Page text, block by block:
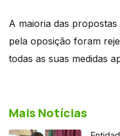
A maioria das
pela oposição foram
todas as suas medidas
Mais Notícias